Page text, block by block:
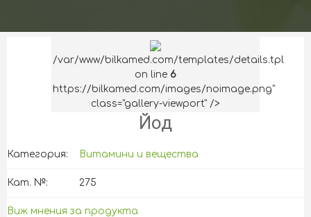
/var/www/bilkamed.com/templates/details.tpl
on line 6
https://bilkamed.com/images/noimage.png"
class="gallery-viewport" />
Йод
Категория: Витамини и вещества
Кат. №: 275
Виж мнения за продукта